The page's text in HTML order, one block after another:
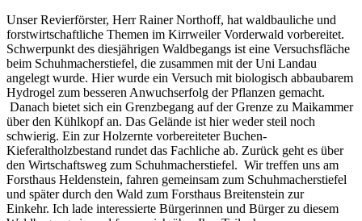
Unser Revierförster, Herr Rainer Northoff, hat waldbauliche und
forstwirtschaftliche Themen im Kirrweiler Vorderwald vorbereitet.
Schwerpunkt des diesjährigen Waldbegangs ist eine Versuchsfläche
beim Schuhmacherstiefel, die zusammen mit der Uni Landau
angelegt wurde. Hier wurde ein Versuch mit biologisch abbaubarem
Hydrogel zum besseren Anwuchserfolg der Pflanzen gemacht.
Danach bietet sich ein Grenzbegang auf der Grenze zu Maikammer
über den Kühlkopf an. Das Gelände ist hier weder steil noch
schwierig. Ein zur Holzernte vorbereiteter Buchen-
Kieferaltholzbestand rundet das Fachliche ab. Zurück geht es über
den Wirtschaftsweg zum Schuhmacherstiefel. Wir treffen uns am
Forsthaus Heldenstein, fahren gemeinsam zum Schuhmacherstiefel
und später durch den Wald zum Forsthaus Breitenstein zur
Einkehr. Ich lade interessierte Bürgerinnen und Bürger zu diesem